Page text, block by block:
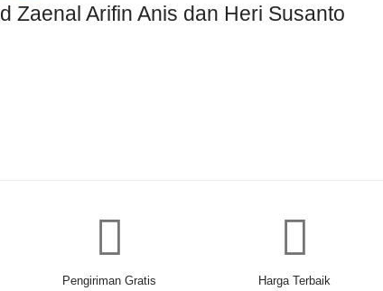
Zaenal Arifin Anis dan Heri Susanto
Pengiriman Gratis
Harga Terbaik